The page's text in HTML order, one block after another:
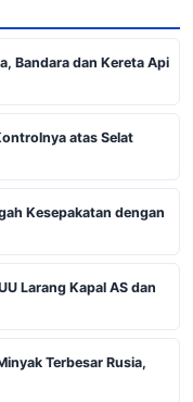
Bandara dan Kereta Api
atas Selat
Kesepakatan dengan
Larang Kapal AS dan
Terbesar Rusia,